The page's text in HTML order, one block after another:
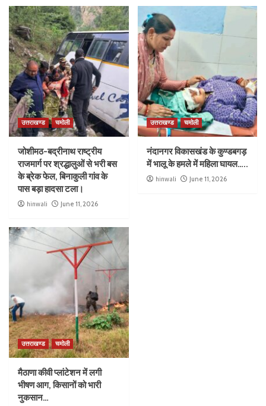
उत्तराखण्ड चमोली
जोशीमठ-बद्रीनाथ राष्ट्रीय
राजमार्ग पर श्रद्धालुओं से भरी बस
के ब्रेक फेल, बिनाकुली गांव के
पास बड़ा हादसा टला।
hinwali June 11, 2026
उत्तराखण्ड चमोली
नंदानगर विकासखंड के कुण्डबगड़
में भालू के हमले में महिला घायल…..
hinwali June 11, 2026
उत्तराखण्ड चमोली
मैठाणा कीवी प्लांटेशन में लगी
भीषण आग, किसानों को भारी
नुकसान…